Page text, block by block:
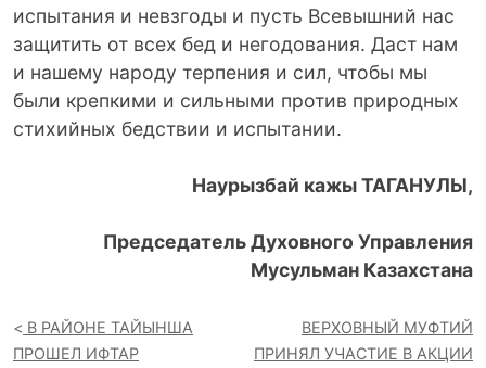
испытания и невзгоды и пусть Всевышний нас
защитить от всех бед и негодования. Даст нам
и нашему народу терпения и сил, чтобы мы
были крепкими и сильными против природных
стихийных бедствии и испытании.
Наурызбай кажы ТАГАНУЛЫ,
Председатель Духовного Управления
Мусульман Казахстана
В РАЙОНЕ ТАЙЫНША
ПРОШЕЛ ИФТАР
ВЕРХОВНЫЙ МУФТИЙ
ПРИНЯЛ УЧАСТИЕ В АКЦИИ